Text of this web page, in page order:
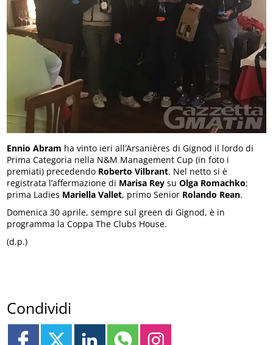
Ennio Abram ha vinto ieri all’Arsanières di Gignod il lordo di
Prima Categoria nella N&M Management Cup (in foto i
premiati) precedendo Roberto Vilbrant. Nel netto si è
registrata l’affermazione di Marisa Rey suOlga Romachko;
prima Ladies Mariella Vallet, primo Senior Rolando Rean.
Domenica 30 aprile, sempre sul green di Gignod, è in
programma la Coppa The Clubs House.
(d.p.)
Condividi